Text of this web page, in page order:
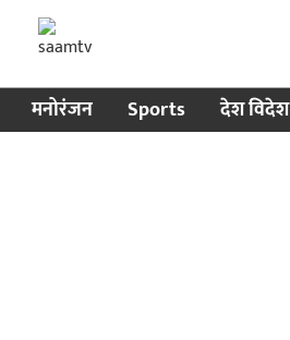
मनोरंजन Sports देश विदेश